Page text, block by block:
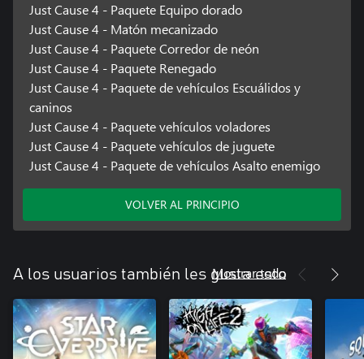
Just Cause 4 - Paquete Equipo dorado
Just Cause 4 - Matón mecanizado
Just Cause 4 - Paquete Corredor de neón
Just Cause 4 - Paquete Renegado
Just Cause 4 - Paquete de vehículos Escuálidos y
caninos
Just Cause 4 - Paquete vehículos voladores
Just Cause 4 - Paquete vehículos de juguete
Just Cause 4 - Paquete de vehículos Asalto enemigo
VOLVER AL PRINCIPIO
A los usuarios también les gusta esto
Mostrar todo